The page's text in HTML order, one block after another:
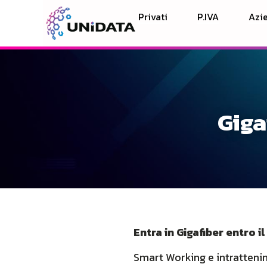
Privati P.IVA
Entra in Gigafiber entro
Smart Working e